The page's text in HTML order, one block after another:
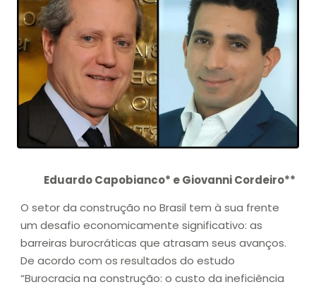
Eduardo Capobianco* e Giovanni Cordeiro**
O setor da construção no Brasil tem à sua frente
um desafio economicamente significativo: as
barreiras burocráticas que atrasam seus avanços.
De acordo com os resultados do estudo
“Burocracia na construção: o custo da ineficiência